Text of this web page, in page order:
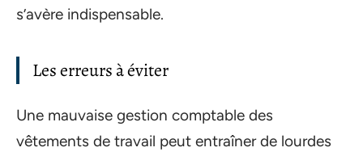
s’avère indispensable.
Les erreurs à éviter
Une mauvaise gestion comptable des
vêtements de travail peut entraîner de lourdes